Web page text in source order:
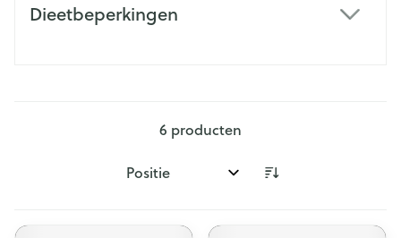
Dieetbeperkingen
6 producten
Sorteer op: